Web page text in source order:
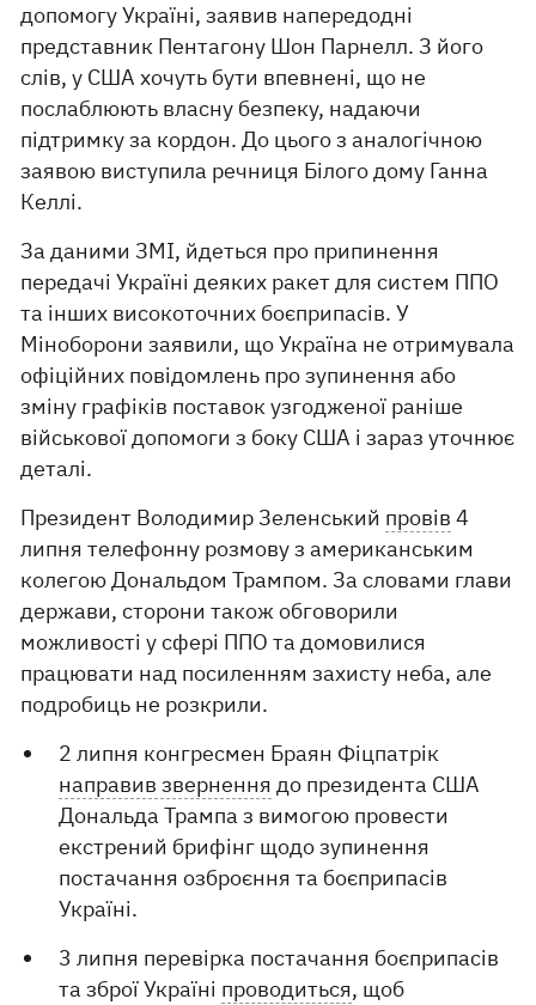
допомогу Україні, заявив напередодні
представник Пентагону Шон Парнелл. З його
слів, у США хочуть бути впевнені, що не
послаблюють власну безпеку, надаючи
підтримку за кордон. До цього з аналогічною
заявою виступила речниця Білого дому Ганна
Келлі.
За даними ЗМІ, йдеться про припинення
передачі Україні деяких ракет для систем ППО
та інших високоточних боєприпасів. У
Міноборони заявили, що Україна не отримувала
офіційних повідомлень про зупинення або
зміну графіків поставок узгодженої раніше
військової допомоги з боку США і зараз уточнює
деталі.
Президент Володимир Зеленський провів 4
липня телефонну розмову з американським
колегою Дональдом Трампом. За словами глави
держави, сторони також обговорили
можливості у сфері ППО та домовилися
працювати над посиленням захисту неба, але
подробиць не розкрили.
2 липня конгресмен Браян Фіцпатрік
направив звернення до президента США
Дональда Трампа з вимогою провести
екстрений брифінг щодо зупинення
постачання озброєння та боєприпасів
Україні.
3 липня перевірка постачання боєприпасів
та зброї Україні проводиться, щоб